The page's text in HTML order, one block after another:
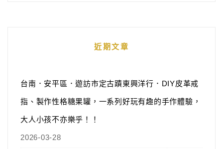
近期文章
台南．安平區．遊訪市定古蹟東興洋行．DIY皮革戒
指、製作性格糖果罐，一系列好玩有趣的手作體驗，
大人小孩不亦樂乎！！
2026-03-28